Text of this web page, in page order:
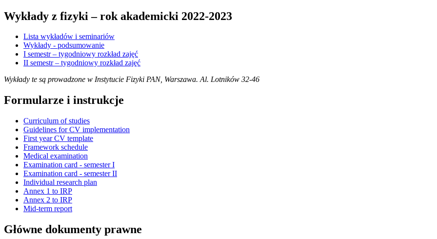
Wykłady z fizyki – rok akademicki 2022-2023
Lista wykładów i seminariów
Wykłady - podsumowanie
I semestr – tygodniowy rozkład zajęć
II semestr – tygodniowy rozkład zajęć
Wykłady te są prowadzone w Instytucie Fizyki PAN, Warszawa. Al. Lotników 32-46
Formularze i instrukcje
Curriculum of studies
Guidelines for CV implementation
First year CV template
Framework schedule
Medical examination
Examination card - semester I
Examination card - semester II
Individual research plan
Annex 1 to IRP
Annex 2 to IRP
Mid-term report
Główne dokumenty prawne